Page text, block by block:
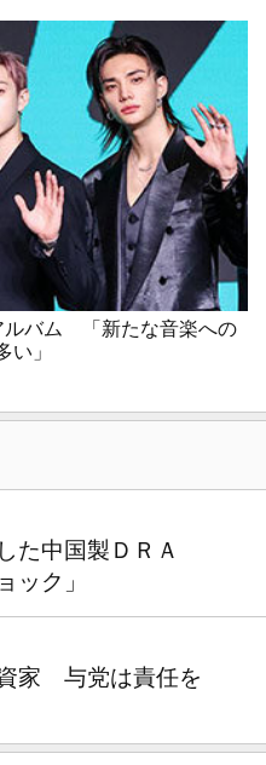
ルバム 「新たな音楽への
い」
た中国製ＤＲＡ
ク」
家 与党は責任を